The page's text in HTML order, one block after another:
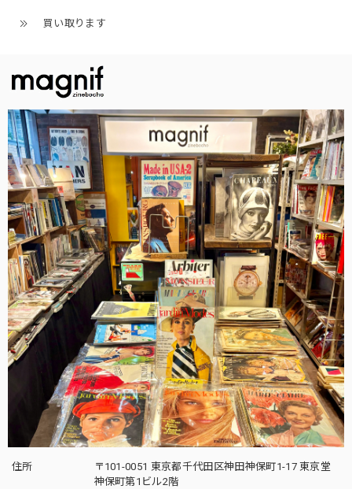
買い取ります
住所
〒101-0051 東京都千代田区神田神保町1-17 東京堂
神保町第1ビル2階